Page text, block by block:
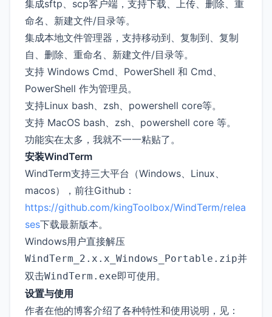
集成sftp、scp客户端，支持下载、上传、删除、重
命名、新建文件/目录等。
集成本地文件管理器，支持移动到、复制到、复制
自、删除、重命名、新建文件/目录等。
支持 Windows Cmd、PowerShell 和 Cmd、
PowerShell 作为管理员。
支持Linux bash、zsh、powershell core等。
支持 MacOS bash、zsh、powershell core 等。
功能实在太多，我就不一一粘贴了。
安装WindTerm
WindTerm支持三大平台（Windows、Linux、
macos），前往Github：
https://github.com/kingToolbox/WindTerm/relea
ses下载最新版本。
Windows用户直接解压
WindTerm_2.x.x_Windows_Portable.zip并
双击WindTerm.exe即可使用。
设置与使用
作者在他的博客介绍了各种特性和使用说明，见：